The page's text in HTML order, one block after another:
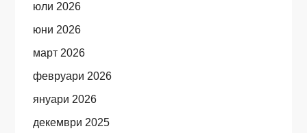
юли 2026
юни 2026
март 2026
февруари 2026
януари 2026
декември 2025